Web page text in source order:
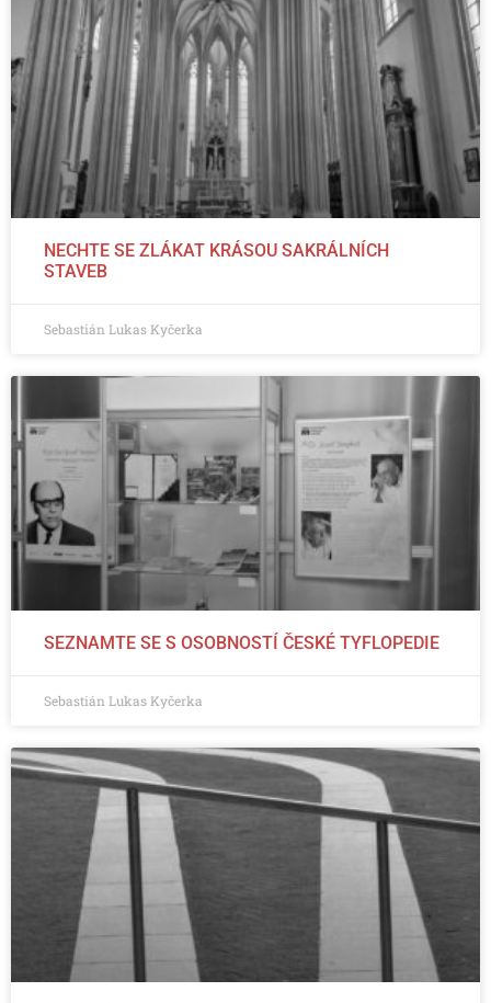
NECHTE SE ZLÁKAT KRÁSOU SAKRÁLNÍCH
STAVEB
Sebastián Lukas Kyčerka
SEZNAMTE SE S OSOBNOSTÍ ČESKÉ TYFLOPEDIE
Sebastián Lukas Kyčerka